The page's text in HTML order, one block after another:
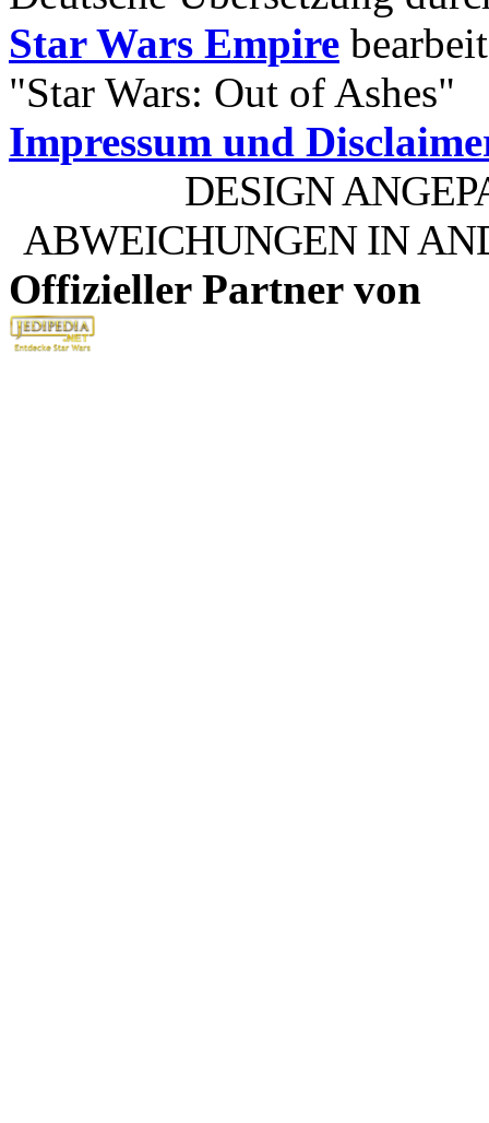
Star Wars Empire
"Star Wars: Out of Ashes"
Impressum und
DESIGN
ABWEICHUNGEN IN
Offizieller Partner von